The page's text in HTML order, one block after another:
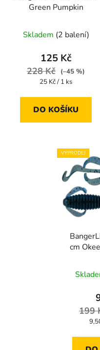
Green Pumpkin
Skladem (2 balení)
125 Kč
228 Kč
(–45 %)
Měrná
25 Kč / 1 ks
DO KOŠÍKU
VÝPRODEJ
cm
199